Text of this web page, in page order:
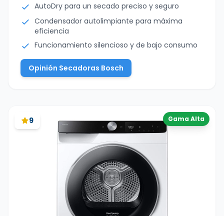
AutoDry para un secado preciso y seguro
Condensador autolimpiante para máxima
eficiencia
Funcionamiento silencioso y de bajo consumo
Opinión Secadoras Bosch
9 Gama Alta